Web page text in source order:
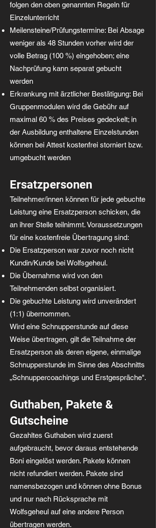
folgen den oben genannten Regeln für
Einzelunterricht
Meilensteine/Prüfungstermine: Bei Absage
weniger als 48 Stunden vorher wird der
volle Betrag (100 %) eingehoben; eine
Nachprüfung kann separat gebucht
werden
Erkrankung mit ärztlicher Bestätigung: Bei
Gruppenmodulen wird die Gebühr auf
maximal 60 % des Preises gedeckelt; in
der Ausbildung enthaltene Einzelstunden
können bei Attest kostenfrei storniert bzw.
umgebucht werden
Ersatzpersonen
Teilnehmer/innen können für jede gebuchte
Leistung eine Ersatzperson schicken, die
an ihrer Stelle teilnimmt. Voraussetzungen
für eine kostenfreie Übertragung sind:
Die Ersatzperson war zuvor noch nicht
Kundin/Kunde bei Wolfsgeheul.
Die Übernahme wird von den
Teilnehmenden selbst organisiert.
Die gebuchte Leistung wird unverändert
(1:1) übernommen.
Wird eine Schnupperstunde auf diese
Weise übertragen, gilt die Teilnahme der
Ersatzperson als deren eigene, einmalige
Schnupperstunde im Sinne des Abschnitts
„Schnuppercoachings und Erstgespräche".
Guthaben, Pakete &
Gutscheine
Gezahltes Guthaben wird zuerst
aufgebraucht, bevor daraus entstehende
Boni eingelöst werden. Pakete können
nicht refundiert werden. Pakete sind
namensbezogen und können ohne Bonus
und nur nach Rücksprache mit
Wolfsgeheul auf eine andere Person
übertragen werden.